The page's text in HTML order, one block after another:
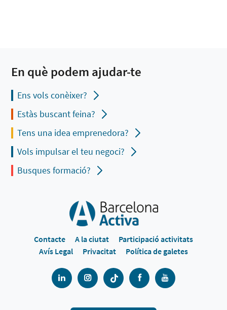
En què podem ajudar-te
Ens vols conèixer?
Estàs buscant feina?
Tens una idea emprenedora?
Vols impulsar el teu negoci?
Busques formació?
Contacte A la ciutat
Participació activitats
Avís Legal
Privacitat Política de galetes